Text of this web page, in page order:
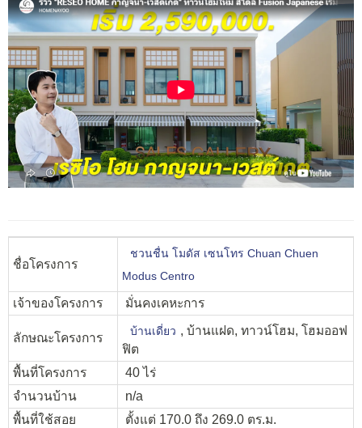
ชื่อโครงการ
ชวนชื่น โมดัส เซนโทร Chuan Chuen
Modus Centro
เจ้าของโครงการ มั่นคงเคหะการ
ลักษณะโครงการ บ้านเดี่ยว , บ้านแฝด, ทาวน์โฮม, โฮมออฟ
ฟิต
พื้นที่โครงการ
40 ไร่
จำนวนบ้าน
n/a
พื้นที่ใช้สอย
ตั้งแต่ 170.0 ถึง 269.0 ตร.ม.